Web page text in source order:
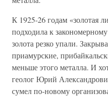
К 1925-26 годам «золотая
подходила к
золота резко упали.
приамурские,
меньше этого металла. И
геолог Юрий
сумел по-новому